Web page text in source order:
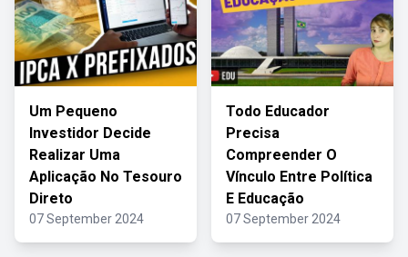
Um Pequeno
Investidor Decide
Realizar Uma
Aplicação No Tesouro
Direto
07 September 2024
Todo Educador
Precisa
Compreender O
Vínculo Entre Política
E Educação
07 September 2024